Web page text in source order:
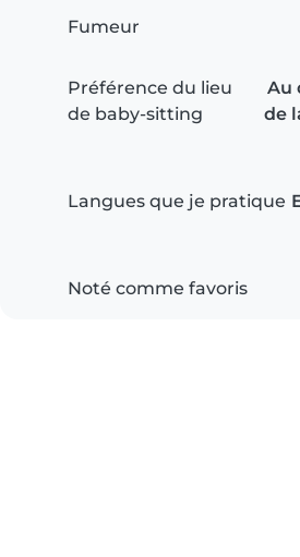
Fumeur
Préférence du lieu
de baby-sitting
Au
de
Langues que je pratique
Noté comme favoris